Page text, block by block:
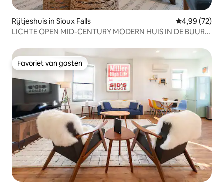
Rijtjeshuis in Sioux Falls Gemiddelde
4,99 (72)
LICHTE OPEN MID-CENTURY MODERN HUIS IN DE BUURT
Favoriet van gasten
Favoriet van gasten